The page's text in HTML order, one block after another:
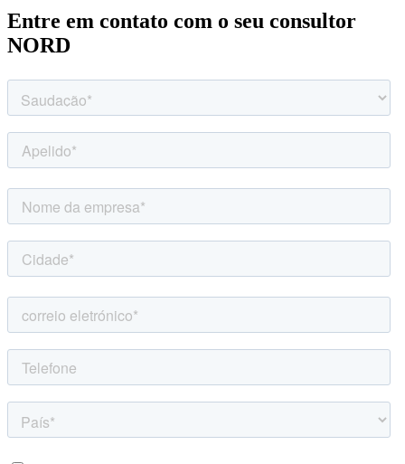
Entre em contato com o seu consultor
NORD